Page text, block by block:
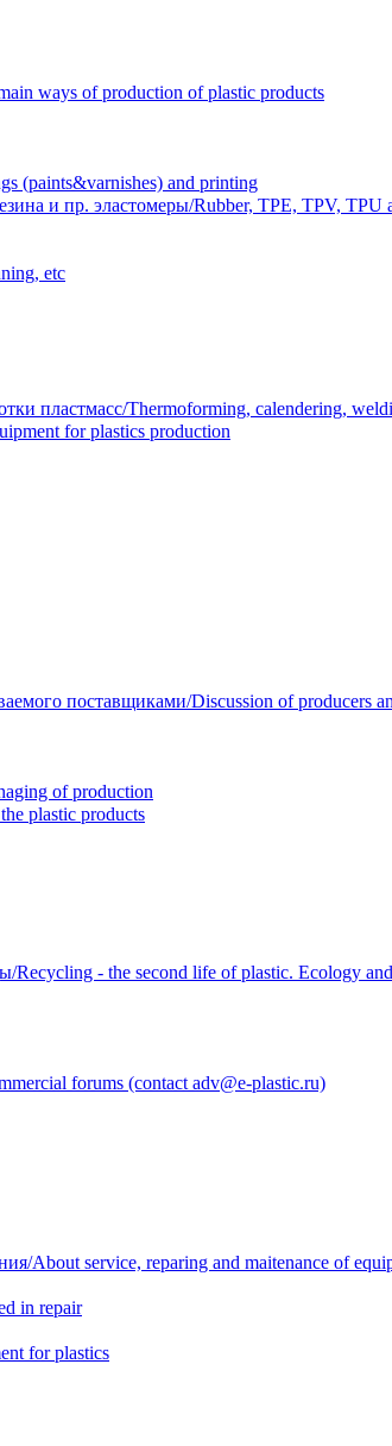
ways of production of plastic products
(paints&varnishes) and printing
и пр. эластомеры/Rubber, TPE, TPV, TPU
etc
пластмасс/Thermoforming, calendering,
for plastics production
поставщиками/Discussion of producers
of production
plastic products
- the second life of plastic. Ecology
forums (contact adv@e-plastic.ru)
About service, reparing and maitenance of
in repair
for plastics